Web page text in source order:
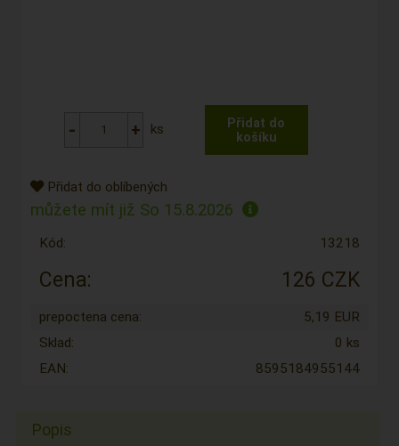
ks
Přidat do oblíbených
můžete mít již So 15.8.2026
Kód: 13218
Cena: 126 CZK
prepoctena cena:
5,19 EUR
Sklad:
0 ks
EAN:
8595184955144
Popis